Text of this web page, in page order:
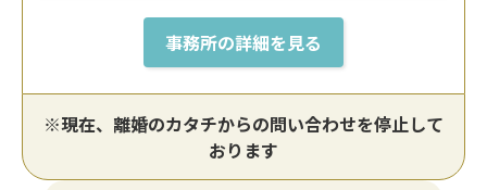
事務所の詳細を見る
※現在、離婚のカタチからの問い合わせを停止して
おります